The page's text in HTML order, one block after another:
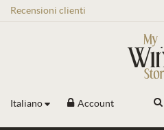
Recensioni clienti
Italiano Account